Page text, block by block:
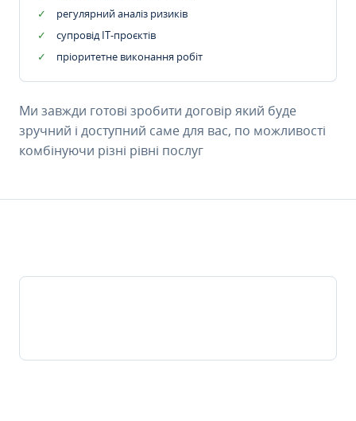
регулярний аналіз ризиків
супровід ІТ-проєктів
пріоритетне виконання робіт
Ми завжди готові зробити договір який буде
зручний і доступний саме для вас, по можливості
комбінуючи різні рівні послуг